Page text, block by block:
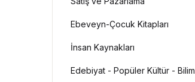
Ebeveyn-Çocuk Kitapları
İnsan Kaynakları
Edebiyat - Popüler Kültür - Bilim